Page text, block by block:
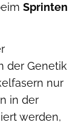
Sprinten
der Genetik
nur
in der
werden,